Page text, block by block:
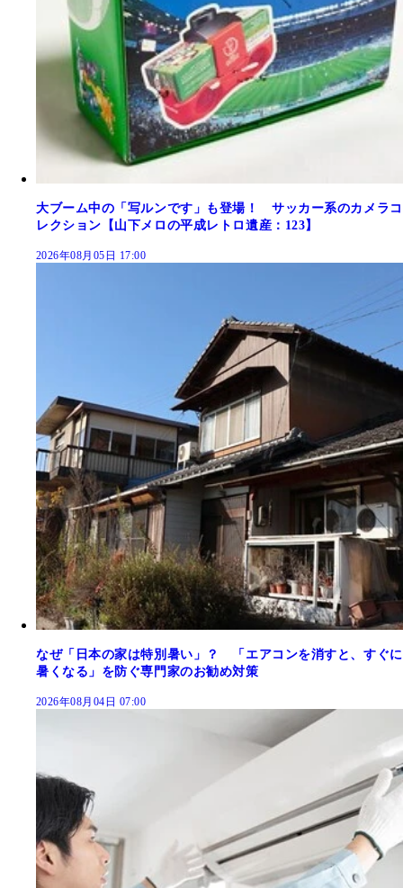
大ブーム中の「写ルンです」も登場！ サッカー系のカメラコ
レクション【山下メロの平成レトロ遺産：123】
2026年08月05日 17:00
なぜ「日本の家は特別暑い」？ 「エアコンを消すと、すぐに
暑くなる」を防ぐ専門家のお勧め対策
2026年08月04日 07:00